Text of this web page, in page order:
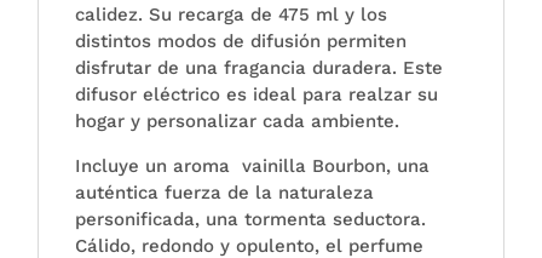
calidez. Su recarga de 475 ml y los
distintos modos de difusión permiten
disfrutar de una fragancia duradera. Este
difusor eléctrico es ideal para realzar su
hogar y personalizar cada ambiente.
Incluye un aroma vainilla Bourbon, una
auténtica fuerza de la naturaleza
personificada, una tormenta seductora.
Cálido, redondo y opulento, el perfume